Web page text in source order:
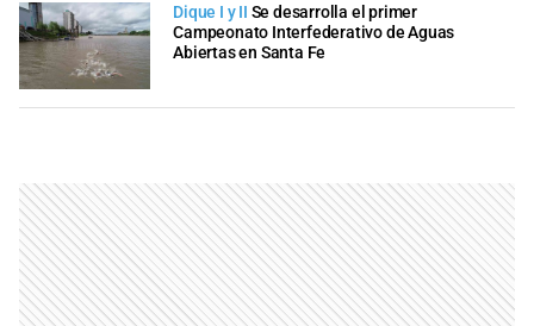
Dique I y II Se desarrolla el primer
Campeonato Interfederativo de Aguas
Abiertas en Santa Fe